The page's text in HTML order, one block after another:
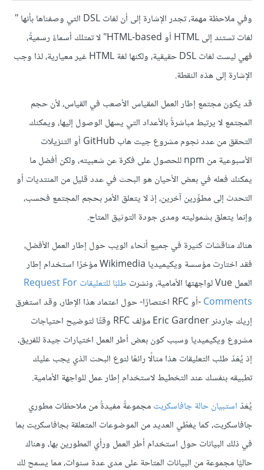
وفي ملاحظة مهمة، تجدر الإشارة إلى أن لغات DSL التي وصفناها بأنها "
لغات تستند إلى HTML أو HTML-based" لا تمتلك أسماءً رسميةً،
فهي ليست لغات DSL حقيقية، ولكنها لغة HTML غير معيارية، لذا وجب
الإشارة إلى هذه النقطة.
قد يكون مجتمع إطار العمل المقياس الأصعب في القياس، لأن حجم
المجتمع لا يرتبط مباشرةً بالأعداد التي يسهل الوصول إليها، ويمكنك
التحقق من عدد نجوم مشروع جيت هاب GitHub أو التنزيلات
الأسبوعية من npm للحصول على فكرة عن شعبيته، ولكن أفضل ما
يمكنك فعله في بعض الأحيان هو البحث في عدد قليل من المنتديات أو
التحدث إلى مطوِّرين آخرين، إذ لا يتعلق الأمر بحجم المجتمع فحسب،
وإنما يتعلق بشموليته ومدى جودة التوثيق المتاح.
هناك مناقشات كثيرة في جميع أنحاء الويب حول إطار العمل الأفضل،
فقد اختارت مؤسسة ويكيميديا Wikimedia مؤخرًا استخدام إطار
العمل Vue لواجهتها الأمامية، ونشرت
طلبًا للتعليقات Request For
Comments
-أو RFC اختصارًا- حول اعتماد هذا الإطار، وقد استغرق
إريك جاردنر Eric Gardner مؤلف RFC وقتًا لتوضيح احتياجات
مشروع ويكيميديا وسبب كون بعض أطر العمل اختيارات جيدة للفريق،
إذ يُعَدّ طلب التعليقات هذا مثالًا رائعًا لنوع البحث الذي يجب عليك
تطبيقه بنفسك عند التخطيط لاستخدام إطار عمل للواجهة الأمامية.
يُعَدّاستبيان حالة جافاسكربتمجموعةً مفيدةً من ملاحظات مطوري
جافاسكربت، كما يغطّي العديد من الموضوعات المتعلقة بجافاسكربت بما
في ذلك البيانات حول استخدام أطر العمل ورأي المطورين بها، وهناك
حاليًا مجموعة من البيانات المتاحة على مدى عدة سنوات، مما يسمح لك